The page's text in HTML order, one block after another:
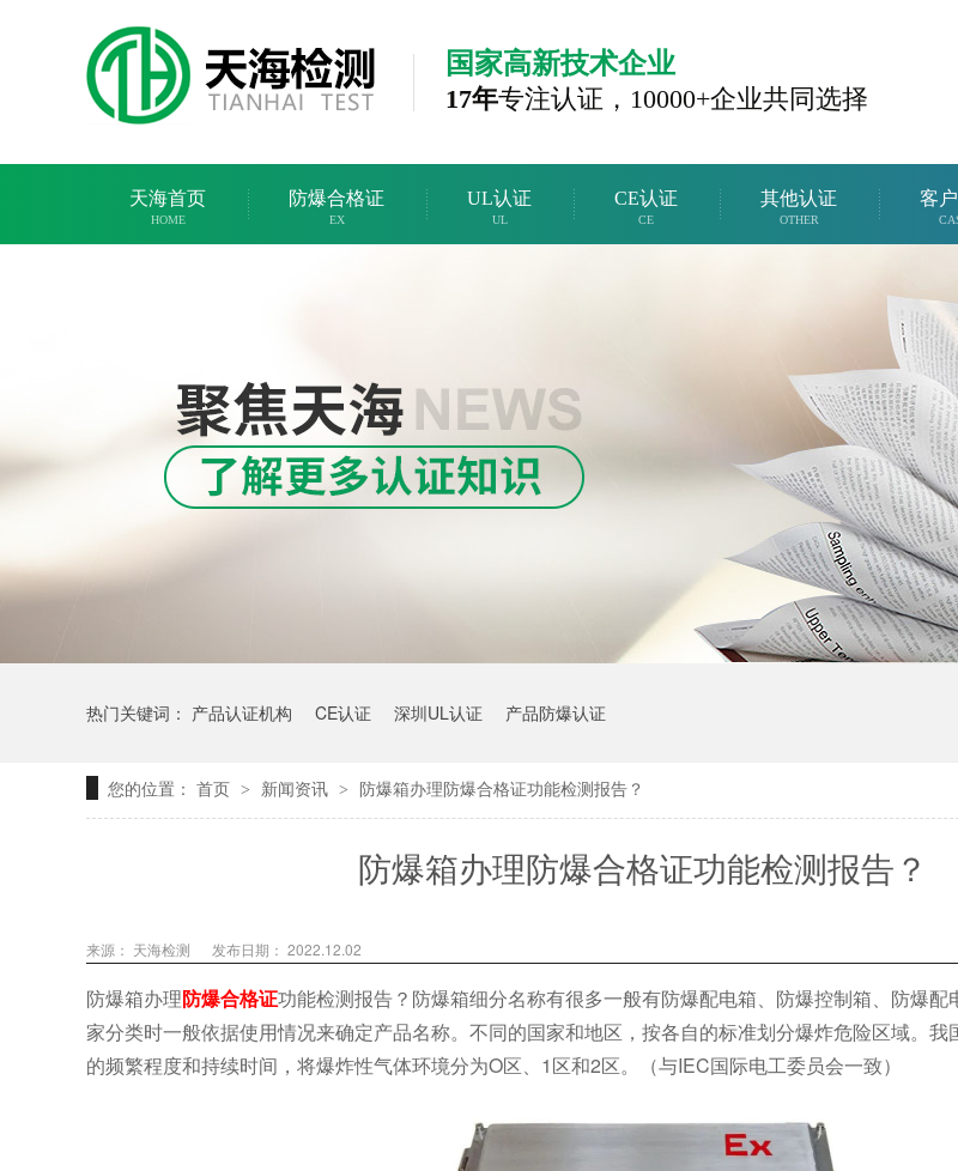
国家高新技术企业
17年专注认证， 10000+企业共同选择
天海首页
HOME
防爆合格证
EX
UL认证
UL
CE认证
CE
其他认证
OTHER
客
热门关键词： 产品认证机构 CE认证 深圳UL认证 产品防爆认证
您的位置： 首页 > 新闻资讯 > 防爆箱办理防爆合格证功能检测报告？
防爆箱办理防爆合格证功能检测报告？
来源： 天海检测 发布日期： 2022.12.02
防爆箱办理防爆合格证功能检测报告？防爆箱细分名称有很多一般有防爆配电箱、防爆控制箱、防爆
家分类时一般依据使用情况来确定产品名称。不同的国家和地区，按各自的标准划分爆炸危险区域。
的频繁程度和持续时间，将爆炸性气体环境分为O区、1区和2区。（与IEC国际电工委员会一致）